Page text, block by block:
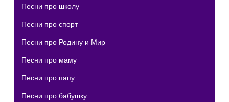
Песни про школу
Песни про спорт
Песни про Родину и Мир
Песни про маму
Песни про папу
Песни про бабушку